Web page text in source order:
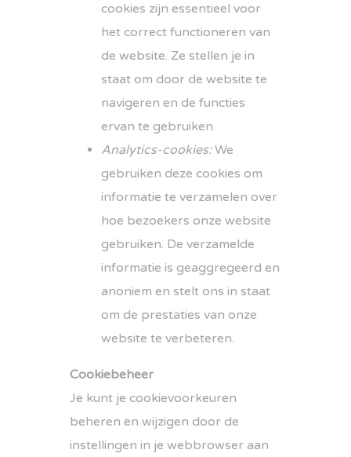
cookies zijn essentieel voor
het correct functioneren van
de website. Ze stellen je in
staat om door de website te
navigeren en de functies
ervan te gebruiken.
Analytics-cookies:We
gebruiken deze cookies om
informatie te verzamelen over
hoe bezoekers onze website
gebruiken. De verzamelde
informatie is geaggregeerd en
anoniem en stelt ons in staat
om de prestaties van onze
website te verbeteren.
Cookiebeheer
Je kunt je cookievoorkeuren
beheren en wijzigen door de
instellingen in je webbrowser aan